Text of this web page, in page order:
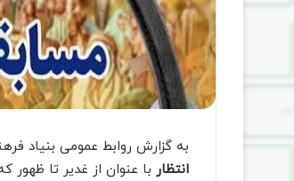
به گزارش روابط عمومی بنیاد
انتظار با عنوان از غدیر تا